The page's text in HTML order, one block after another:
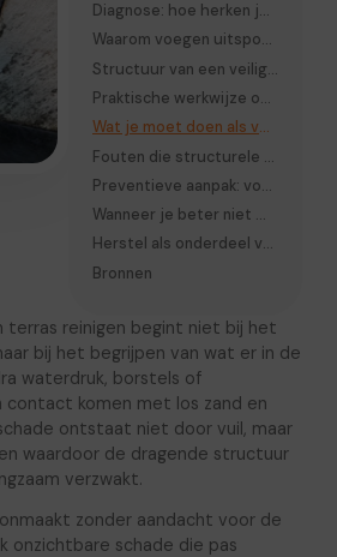
Diagnose: hoe herken je beginnende voegschaade
Waarom voegen uitspoelen bij terras reinigen zo vaak voorkomt
Structuur van een veilige reiniging: denk in lagen, niet in oppervlakken
Praktische werkwijze om voegen te beschermen tijdens reinigen
Wat je moet doen als voegzand al is weggespoeld
Fouten die structurele schade veroorzaken (en vaak te laat worden herkend)
Preventieve aanpak: voegen beschermen begint vóór het reinigen
Wanneer je beter niet met hogedrukreiniger werkt
Herstel als onderdeel van reinigen, niet als aparte stap
Bronnen
terras reinigen begint niet bij het
bij het begrijpen van wat er in de
waterdruk, borstels of
contact komen met los zand en
ontstaat niet door vuil, maar
waardoor de dragende structuur
verzwakt.
zonder aandacht voor de
onzichtbare schade die pas